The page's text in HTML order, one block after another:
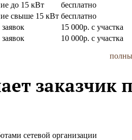
до 15 кВт
бесплатно
свыше 15 кВт бесплатно
15 000р. с участка
10 000р. с участка
заказчик
сетевой организации